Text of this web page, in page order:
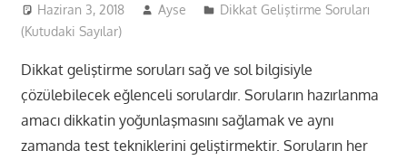
Haziran 3, 2018 Ayse
Dikkat Geliştirme Soruları
(Kutudaki Sayılar)
Dikkat geliştirme soruları sağ ve sol bilgisiyle
çözülebilecek eğlenceli sorulardır. Soruların hazırlanma
amacı dikkatin yoğunlaşmasını sağlamak ve aynı
zamanda test tekniklerini geliştirmektir. Soruların her